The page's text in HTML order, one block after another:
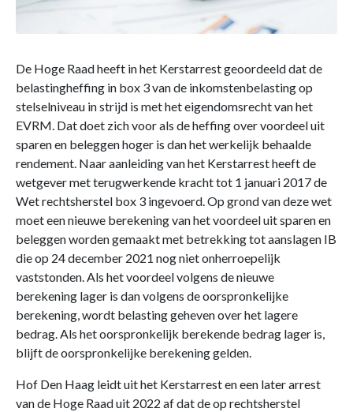
De Hoge Raad heeft in het Kerstarrest geoordeeld dat de
belastingheffing in box 3 van de inkomstenbelasting op
stelselniveau in strijd is met het eigendomsrecht van het
EVRM. Dat doet zich voor als de heffing over voordeel uit
sparen en beleggen hoger is dan het werkelijk behaalde
rendement. Naar aanleiding van het Kerstarrest heeft de
wetgever met terugwerkende kracht tot 1 januari 2017 de
Wet rechtsherstel box 3 ingevoerd. Op grond van deze wet
moet een nieuwe berekening van het voordeel uit sparen en
beleggen worden gemaakt met betrekking tot aanslagen IB
die op 24 december 2021 nog niet onherroepelijk
vaststonden. Als het voordeel volgens de nieuwe
berekening lager is dan volgens de oorspronkelijke
berekening, wordt belasting geheven over het lagere
bedrag. Als het oorspronkelijk berekende bedrag lager is,
blijft de oorspronkelijke berekening gelden.
Hof Den Haag leidt uit het Kerstarrest en een later arrest
van de Hoge Raad uit 2022 af dat de op rechtsherstel